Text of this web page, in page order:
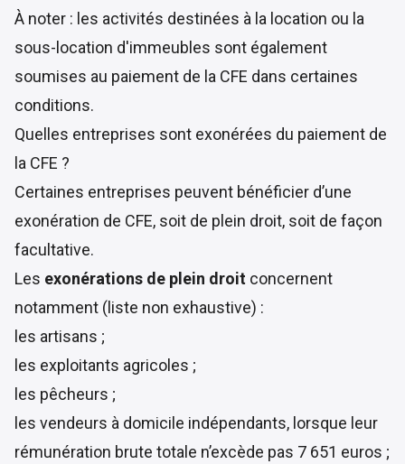
À noter : les activités destinées à la location ou la
sous-location d'immeubles sont également
soumises au paiement de la CFE dans certaines
conditions.
Quelles entreprises sont exonérées du paiement de
la CFE ?
Certaines entreprises peuvent bénéficier d’une
exonération de CFE, soit de plein droit, soit de façon
facultative.
Les exonérations de plein droit concernent
notamment (liste non exhaustive) :
les artisans ;
les exploitants agricoles ;
les pêcheurs ;
les vendeurs à domicile indépendants, lorsque leur
rémunération brute totale n’excède pas 7 651 euros ;